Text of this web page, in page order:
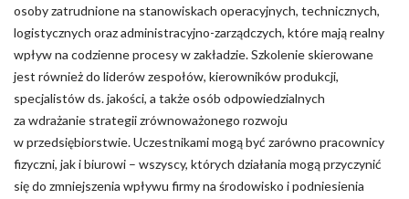
osoby zatrudnione na stanowiskach operacyjnych, technicznych,
logistycznych oraz administracyjno-zarządczych, które mają realny
wpływ na codzienne procesy w zakładzie. Szkolenie skierowane
jest również do liderów zespołów, kierowników produkcji,
specjalistów ds. jakości, a także osób odpowiedzialnych
za wdrażanie strategii zrównoważonego rozwoju
w przedsiębiorstwie. Uczestnikami mogą być zarówno pracownicy
fizyczni, jak i biurowi – wszyscy, których działania mogą przyczynić
się do zmniejszenia wpływu firmy na środowisko i podniesienia